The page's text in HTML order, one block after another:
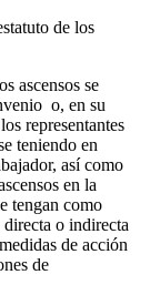
de los
ascensos se
o, en su
representantes
teniendo en
así como
en la
tengan como
o indirecta
de acción
de